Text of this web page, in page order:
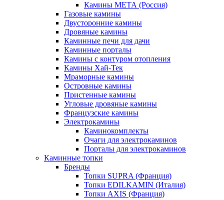
Камины МЕТА (Россия)
Газовые камины
Двусторонние камины
Дровяные камины
Каминные печи для дачи
Каминные порталы
Камины с контуром отопления
Камины Хай-Тек
Мраморные камины
Островные камины
Пристенные камины
Угловые дровяные камины
Французские камины
Электрокамины
Каминокомплекты
Очаги для электрокаминов
Порталы для электрокаминов
Каминные топки
Бренды
Топки SUPRA (Франция)
Топки EDILKAMIN (Италия)
Топки AXIS (Франция)